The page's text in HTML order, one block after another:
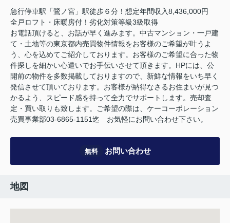
急行停車駅「鷺ノ宮」駅徒歩６分！想定年間収入8,436,000円
全戸ロフト・床暖房付！劣化対策等級3級取得
お電話頂けると、お話が早く進みます。中古マンション・一戸建
て・土地等の東京都内売買物件情報をお客様のご希望が叶うよ
う、心を込めてご紹介しております。お客様のご希望に合った物
件探しを細かい心遣いでお手伝いさせて頂きます。HPには、公
開前の物件を多数掲載しておりますので、新鮮な情報をいち早く
発信させて頂いております。お客様が納得なさるお住まいが見つ
かるよう、スピード感を持って全力でサポートします。売却査
定・買い取りも致します。ご希望の際は、ケーコーポレーション
売買事業部03-6865-1151迄 お気軽にお問い合わせ下さい。
無料 お問い合わせ
地図